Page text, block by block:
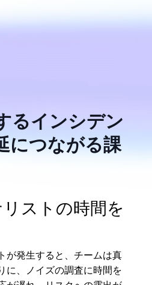
るインシデン
につながる課
ストの時間を
が発生すると、チームは真
に、ノイズの調査に時間を